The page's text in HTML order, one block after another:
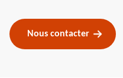
Nous contacter